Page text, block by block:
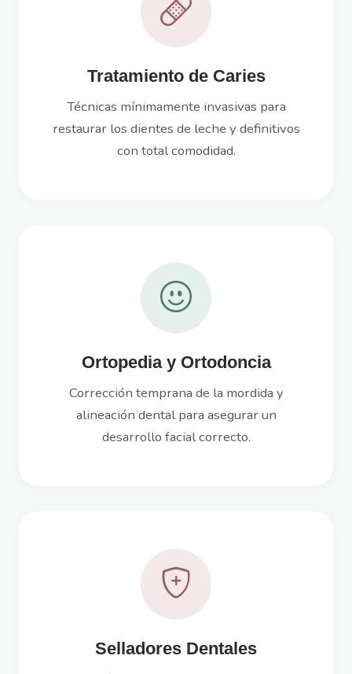
Tratamiento de Caries
Técnicas mínimamente invasivas para
restaurar los dientes de leche y definitivos
con total comodidad.
Ortopedia y Ortodoncia
Corrección temprana de la mordida y
alineación dental para asegurar un
desarrollo facial correcto.
Selladores Dentales